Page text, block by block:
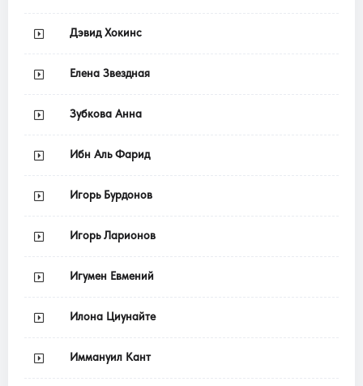
Дэвид Хокинс
Елена Звездная
Зубкова Анна
Ибн Аль Фарид
Игорь Бурдонов
Игорь Ларионов
Игумен Евмений
Илона Циунайте
Иммануил Кант